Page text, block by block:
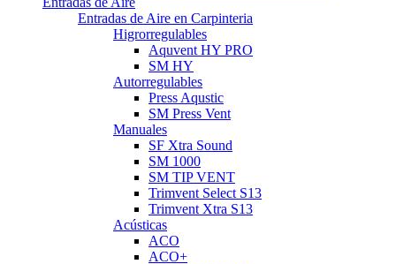
Entradas de Aire en Carpinteria
Higrorregulables
Aquvent HY PRO
SM HY
Autorregulables
Press Aqustic
SM Press Vent
Manuales
SF Xtra Sound
SM 1000
SM TIP VENT
Trimvent Select S13
Trimvent Xtra S13
Acústicas
ACO
ACO+